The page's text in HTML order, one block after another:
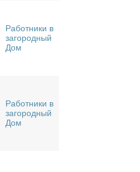
Работники в
загородный
Дом
Работники в
загородный
Дом